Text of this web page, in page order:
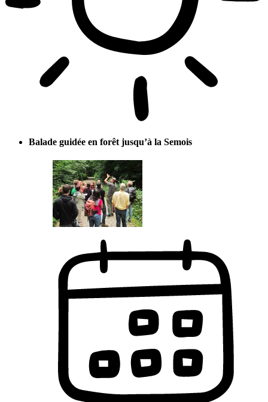
Balade guidée en forêt jusqu’à la Semois